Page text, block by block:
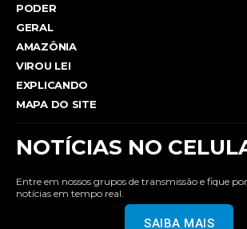
PODER
GERAL
AMAZÔNIA
VIROU LEI
EXPLICANDO
MAPA DO SITE
NOTÍCIAS NO
Entre em nossos grupos de transmissão e fique
notícias em tempo real.
SAIBA MAIS